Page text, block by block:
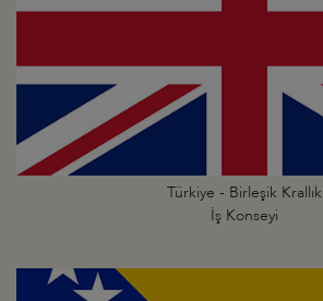
Türkiye - Birleşik Krallık
İş Konseyi